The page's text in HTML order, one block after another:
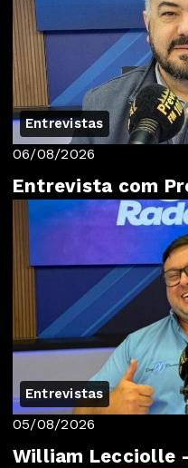
Entrevistas
06/08/2026
Entrevista com
Entrevistas
05/08/2026
William Lecciolle